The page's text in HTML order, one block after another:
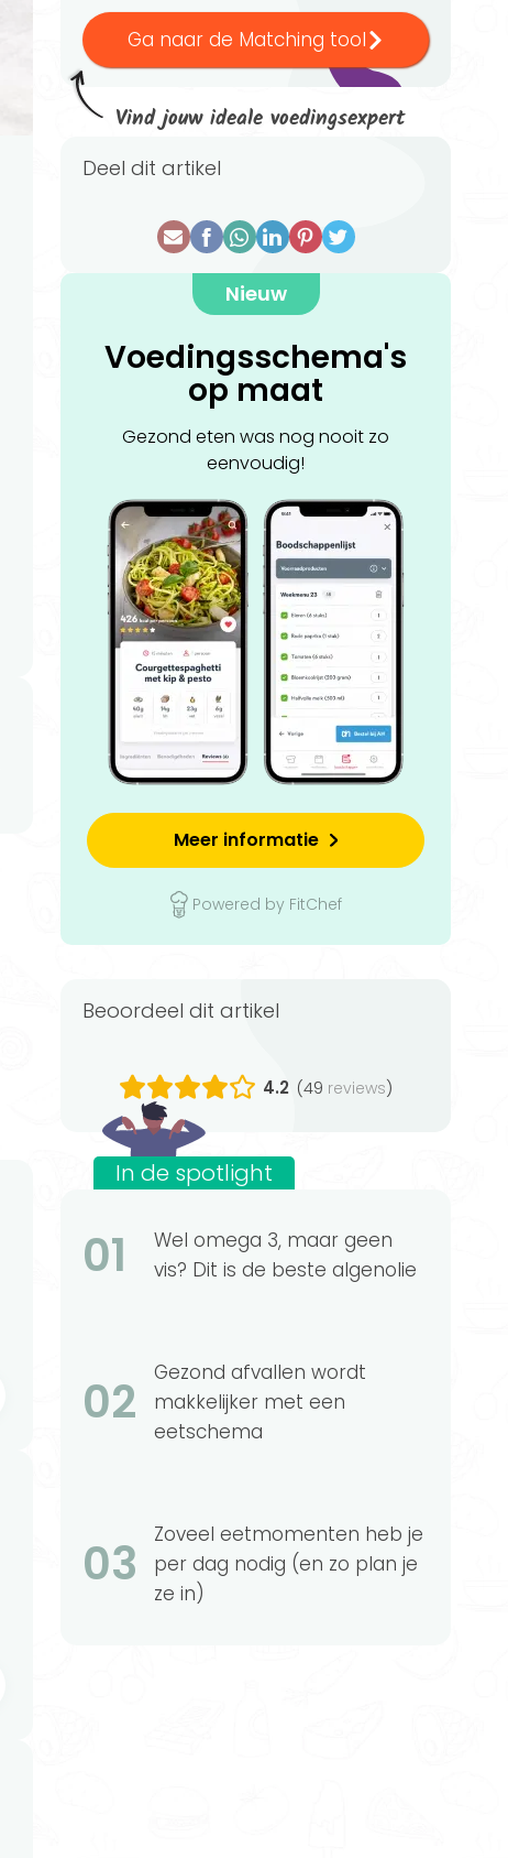
Ga naar de Matching tool
Vind jouw ideale voedingsexpert
Deel dit artikel
Nieuw
Voedingsschema's
op maat
Gezond eten was nog nooit zo
eenvoudig!
Meer informatie
Powered by FitChef
Beoordeel dit artikel
4.2 (49 reviews)
In de spotlight
01
Wel omega 3, maar geen
vis? Dit is de beste algenolie
02
Gezond afvallen wordt
makkelijker met een
eetschema
03
Zoveel eetmomenten heb je
per dag nodig (en zo plan je
ze in)